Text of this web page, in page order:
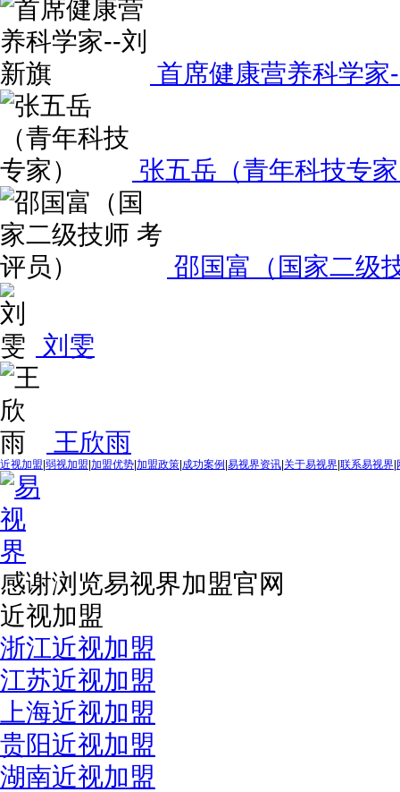
首席健康营养科学家
张五岳（青年科技专
邵国富（国家二级
刘雯
王欣雨
近视加盟 弱视加盟 加盟优势 加盟政策 成功案例 易视界资讯 关于易视界 联系易视界
感谢浏览易视界加盟官网
近视加盟
浙江近视加盟
江苏近视加盟
上海近视加盟
贵阳近视加盟
湖南近视加盟